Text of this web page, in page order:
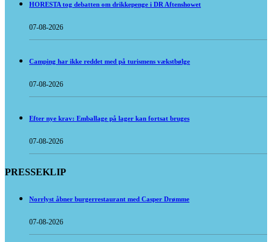
HORESTA tog debatten om drikkepenge i DR Aftenshowet
07-08-2026
Camping har ikke reddet med på turismens vækstbølge
07-08-2026
Efter nye krav: Emballage på lager kan fortsat bruges
07-08-2026
PRESSEKLIP
Norrlyst åbner burgerrestaurant med Casper Drømme
07-08-2026